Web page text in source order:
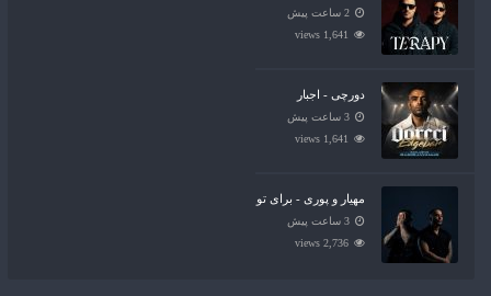
2 ساعت پیش
1,641 views
دورچی - اجبار
3 ساعت پیش
1,641 views
مهیار و پوری - برای تو
3 ساعت پیش
2,736 views